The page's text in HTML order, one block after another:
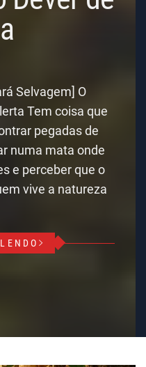
Selvagem] O
Tem coisa que
pegadas de
numa mata onde
e perceber que o
vive a natureza